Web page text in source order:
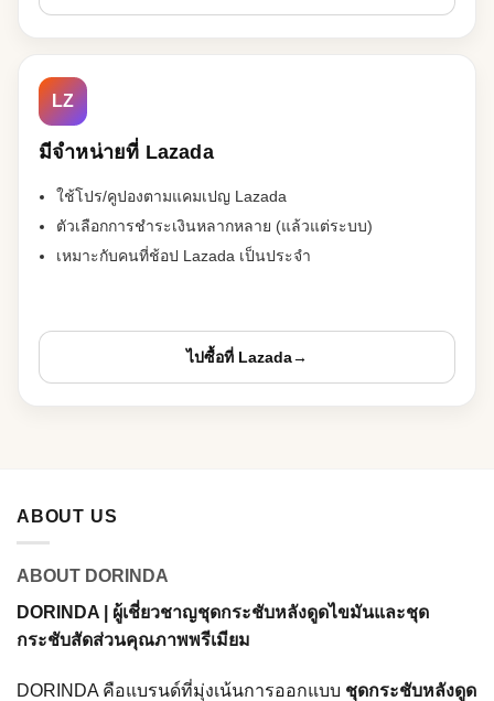
LZ
มีจำหน่ายที่ Lazada
ใช้โปร/คูปองตามแคมเปญ Lazada
ตัวเลือกการชำระเงินหลากหลาย (แล้วแต่ระบบ)
เหมาะกับคนที่ช้อป Lazada เป็นประจำ
ไปซื้อที่ Lazada→
ABOUT US
ABOUT DORINDA
DORINDA | ผู้เชี่ยวชาญชุดกระชับหลังดูดไขมันและชุด
กระชับสัดส่วนคุณภาพพรีเมียม
DORINDA คือแบรนด์ที่มุ่งเน้นการออกแบบ ชุดกระชับหลังดูด